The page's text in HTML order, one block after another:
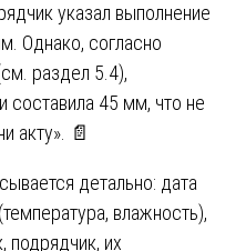
указал выполнение
Однако, согласно
раздел 5.4),
составила 45 мм, что не
акту». 📄
детально: дата
влажность),
подрядчик, их